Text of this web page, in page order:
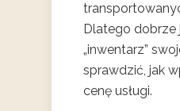
Dlatego
„inwentarz”
sprawdzić, jak
cenę usługi.